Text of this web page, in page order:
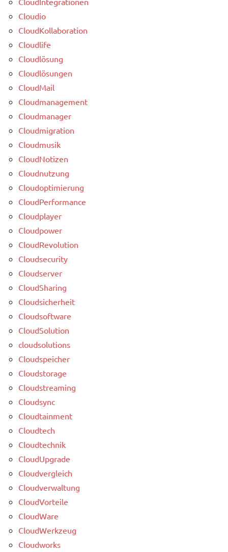
Cloudio
CloudKollaboration
Cloudlife
Cloudlösung
Cloudlösungen
CloudMail
Cloudmanagement
Cloudmanager
Cloudmigration
Cloudmusik
CloudNotizen
Cloudnutzung
Cloudoptimierung
CloudPerformance
Cloudplayer
Cloudpower
CloudRevolution
Cloudsecurity
Cloudserver
CloudSharing
Cloudsicherheit
Cloudsoftware
CloudSolution
cloudsolutions
Cloudspeicher
Cloudstorage
Cloudstreaming
Cloudsync
Cloudtainment
Cloudtech
Cloudtechnik
CloudUpgrade
Cloudvergleich
Cloudverwaltung
CloudVorteile
CloudWare
CloudWerkzeug
Cloudworks